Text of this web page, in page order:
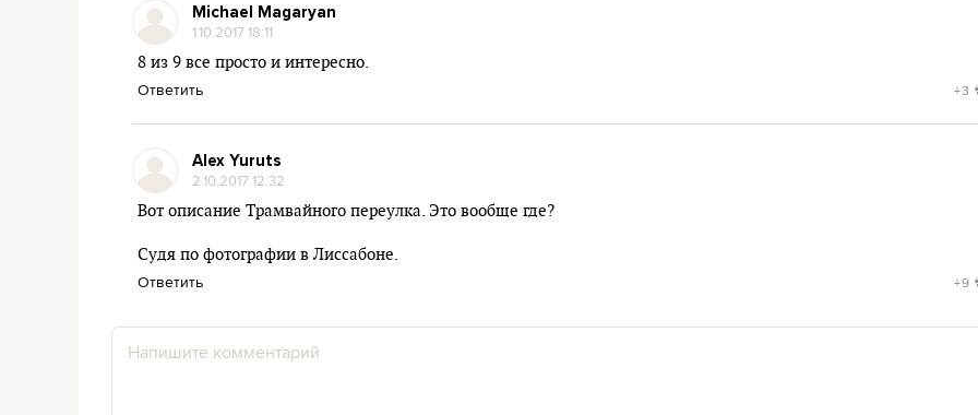
Michael Magaryan
1.10.2017 18:11
8 из 9 все просто и интересно.
Ответить +3
Alex Yuruts
2.10.2017 12:32
Вот описание Трамвайного переулка. Это вообще где?
Судя по фотографии в Лиссабоне.
Ответить +9